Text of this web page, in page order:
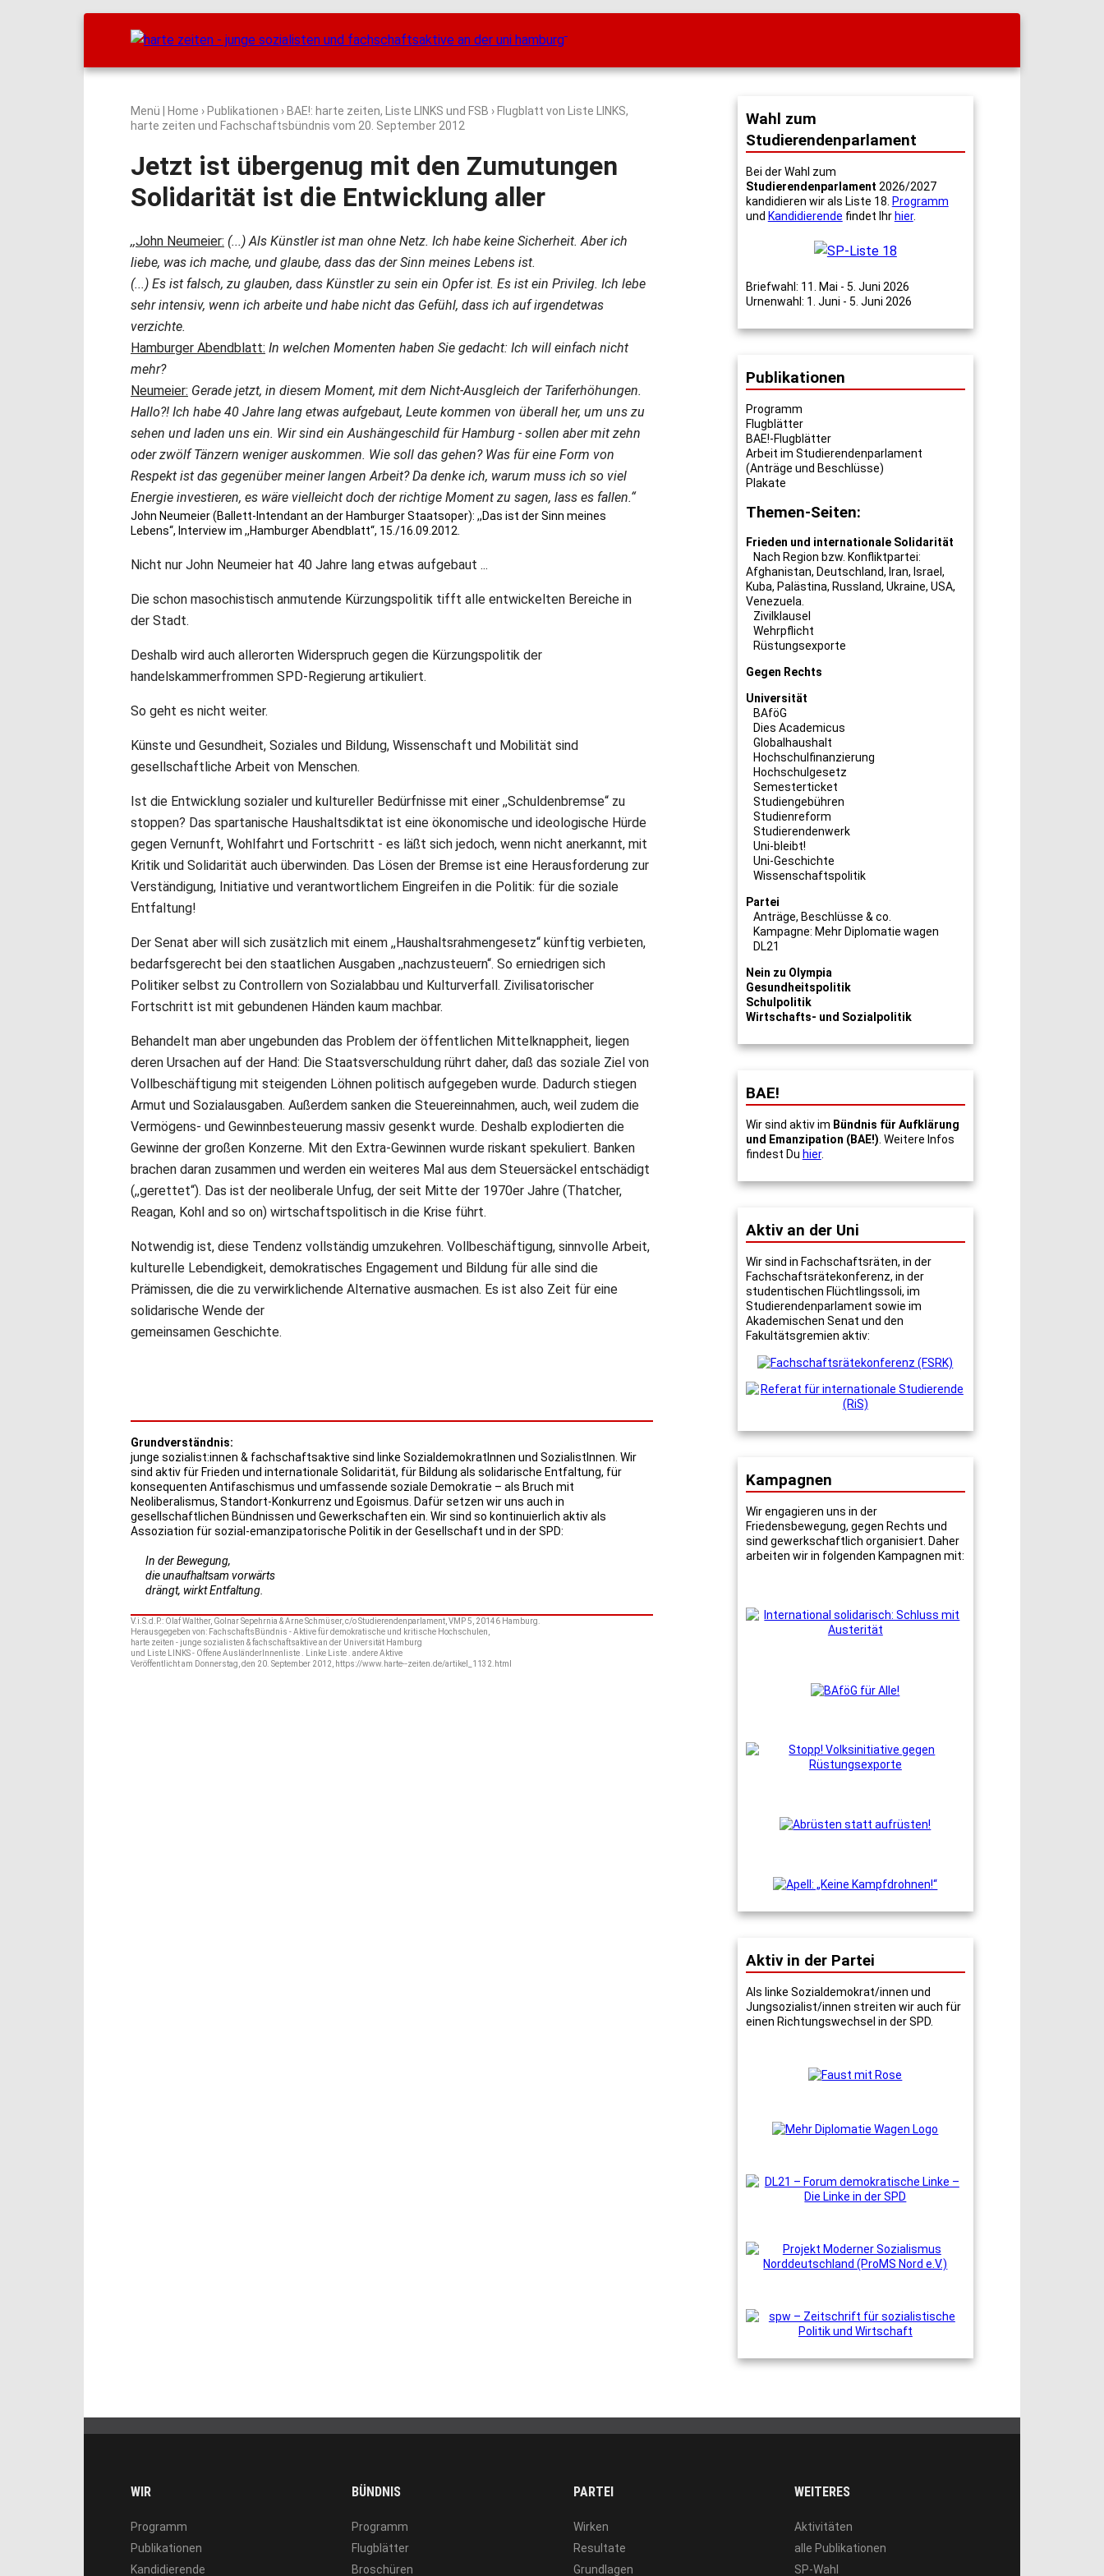
Menü Home › Publikationen › BAE!: harte zeiten, Liste LINKS und FSB › Flugblatt von Liste LINKS,
harte zeiten und Fachschaftsbündnis vom 20. September 2012
Jetzt ist übergenug mit den Zumutungen
Solidarität ist die Entwicklung aller
,,John Neumeier: (...) Als Künstler ist man ohne Netz. Ich habe keine Sicherheit. Aber ich
liebe, was ich mache, und glaube, dass das der Sinn meines Lebens ist.
(...) Es ist falsch, zu glauben, dass Künstler zu sein ein Opfer ist. Es ist ein Privileg. Ich lebe
sehr intensiv, wenn ich arbeite und habe nicht das Gefühl, dass ich auf irgendetwas
verzichte.
Hamburger Abendblatt: In welchen Momenten haben Sie gedacht: Ich will einfach nicht
mehr?
Neumeier: Gerade jetzt, in diesem Moment, mit dem Nicht-Ausgleich der Tariferhöhungen.
Hallo?! Ich habe 40 Jahre lang etwas aufgebaut, Leute kommen von überall her, um uns zu
sehen und laden uns ein. Wir sind ein Aushängeschild für Hamburg - sollen aber mit zehn
oder zwölf Tänzern weniger auskommen. Wie soll das gehen? Was für eine Form von
Respekt ist das gegenüber meiner langen Arbeit? Da denke ich, warum muss ich so viel
Energie investieren, es wäre vielleicht doch der richtige Moment zu sagen, lass es fallen.“
John Neumeier (Ballett-Intendant an der Hamburger Staatsoper): ,,Das ist der Sinn meines
Lebens“, Interview im ,,Hamburger Abendblatt“, 15./16.09.2012.
Nicht nur John Neumeier hat 40 Jahre lang etwas aufgebaut ...
Die schon masochistisch anmutende Kürzungspolitik tifft alle entwickelten Bereiche in
der Stadt.
Deshalb wird auch allerorten Widerspruch gegen die Kürzungspolitik der
handelskammerfrommen SPD-Regierung artikuliert.
So geht es nicht weiter.
Künste und Gesundheit, Soziales und Bildung, Wissenschaft und Mobilität sind
gesellschaftliche Arbeit von Menschen.
Ist die Entwicklung sozialer und kultureller Bedürfnisse mit einer ,,Schuldenbremse“ zu
stoppen? Das spartanische Haushaltsdiktat ist eine ökonomische und ideologische Hürde
gegen Vernunft, Wohlfahrt und Fortschritt - es läßt sich jedoch, wenn nicht anerkannt, mit
Kritik und Solidarität auch überwinden. Das Lösen der Bremse ist eine Herausforderung zur
Verständigung, Initiative und verantwortlichem Eingreifen in die Politik: für die soziale
Entfaltung!
Der Senat aber will sich zusätzlich mit einem ,,Haushaltsrahmengesetz“ künftig verbieten,
bedarfsgerecht bei den staatlichen Ausgaben ,,nachzusteuern“. So erniedrigen sich
Politiker selbst zu Controllern von Sozialabbau und Kulturverfall. Zivilisatorischer
Fortschritt ist mit gebundenen Händen kaum machbar.
Behandelt man aber ungebunden das Problem der öffentlichen Mittelknappheit, liegen
deren Ursachen auf der Hand: Die Staatsverschuldung rührt daher, daß das soziale Ziel von
Vollbeschäftigung mit steigenden Löhnen politisch aufgegeben wurde. Dadurch stiegen
Armut und Sozialausgaben. Außerdem sanken die Steuereinnahmen, auch, weil zudem die
Vermögens- und Gewinnbesteuerung massiv gesenkt wurde. Deshalb explodierten die
Gewinne der großen Konzerne. Mit den Extra-Gewinnen wurde riskant spekuliert. Banken
brachen daran zusammen und werden ein weiteres Mal aus dem Steuersäckel entschädigt
(,,gerettet“). Das ist der neoliberale Unfug, der seit Mitte der 1970er Jahre (Thatcher,
Reagan, Kohl and so on) wirtschaftspolitisch in die Krise führt.
Notwendig ist, diese Tendenz vollständig umzukehren. Vollbeschäftigung, sinnvolle Arbeit,
kulturelle Lebendigkeit, demokratisches Engagement und Bildung für alle sind die
Prämissen, die die zu verwirklichende Alternative ausmachen. Es ist also Zeit für eine
solidarische Wende der
gemeinsamen Geschichte.
Grundverständnis:
junge sozialist:innen & fachschaftsaktive sind linke SozialdemokratInnen und SozialistInnen. Wir
sind aktiv für Frieden und internationale Solidarität, für Bildung als solidarische Entfaltung, für
konsequenten Antifaschismus und umfassende soziale Demokratie – als Bruch mit
Neoliberalismus, Standort-Konkurrenz und Egoismus. Dafür setzen wir uns auch in
gesellschaftlichen Bündnissen und Gewerkschaften ein. Wir sind so kontinuierlich aktiv als
Assoziation für sozial-emanzipatorische Politik in der Gesellschaft und in der SPD:
In der Bewegung,
die unaufhaltsam vorwärts
drängt, wirkt Entfaltung.
V.i.S.d.P.: Olaf Walther, Golnar Sepehrnia & Arne Schmüser, c/o Studierendenparlament, VMP 5, 20146 Hamburg.
Herausgegeben von: FachschaftsBündnis - Aktive für demokratische und kritische Hochschulen,
harte zeiten - junge sozialisten & fachschaftsaktive an der Universität Hamburg
und Liste LINKS - Offene AusländerInnenliste . Linke Liste . andere Aktive
Veröffentlicht am Donnerstag, den 20. September 2012, https://www.harte--zeiten.de/artikel_1132.html
Wahl zum
Studierendenparlament
Bei der Wahl zum
Studierendenparlament 2026/2027
kandidieren wir als Liste 18. Programm
und Kandidierende findet Ihr hier.
Briefwahl: 11. Mai - 5. Juni 2026
Urnenwahl: 1. Juni - 5. Juni 2026
Publikationen
Programm
Flugblätter
BAE!-Flugblätter
Arbeit im Studierendenparlament
(Anträge und Beschlüsse)
Plakate
Themen-Seiten:
Frieden und internationale Solidarität
Nach Region bzw. Konfliktpartei:
Afghanistan, Deutschland, Iran, Israel ,
Kuba, Palästina, Russland, Ukraine, USA,
Venezuela
Zivilklausel
Wehrpflicht
Rüstungsexporte
Gegen Rechts
Universität
BAföG
Dies Academicus
Globalhaushalt
Hochschulfinanzierung
Hochschulgesetz
Semesterticket
Studiengebühren
Studienreform
Studierendenwerk
Uni-bleibt!
Uni-Geschichte
Wissenschaftspolitik
Partei
Anträge, Beschlüsse & co.
Kampagne: Mehr Diplomatie wagen
DL21
Nein zu Olympia
Gesundheitspolitik
Schulpolitik
Wirtschafts- und Sozialpolitik
BAE!
Wir sind aktiv im Bündnis für Aufklärung
und Emanzipation (BAE!) . Weitere Infos
findest Du hier.
Aktiv an der Uni
Wir sind in Fachschaftsräten, in der
Fachschaftsrätekonferenz, in der
studentischen Flüchtlingssoli, im
Studierendenparlament sowie im
Akademischen Senat und den
Fakultätsgremien aktiv:
Kampagnen
Wir engagieren uns in der
Friedensbewegung, gegen Rechts und
sind gewerkschaftlich organisiert. Daher
arbeiten wir in folgenden Kampagnen mit:
Aktiv in der Partei
Als linke Sozialdemokrat/innen und
Jungsozialist/innen streiten wir auch für
einen Richtungswechsel in der SPD.
WIR
Programm
Publikationen
Kandidierende
BÜNDNIS
Programm
Flugblätter
Broschüren
PARTEI
Wirken
Resultate
Grundlagen
WEITERES
Aktivitäten
alle Publikationen
SP-Wahl